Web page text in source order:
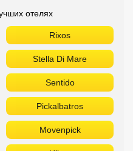
отелях
Rixos
Stella Di Mare
Sentido
Pickalbatros
Movenpick